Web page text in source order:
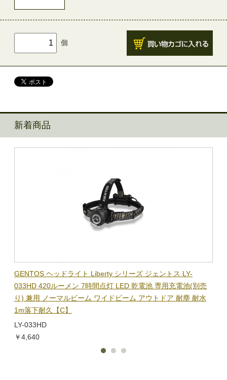
個
新着商品
GENTOS ヘッドライト Liberty シリーズ ジェントス LY-
033HD 420ルーメン 7時間点灯 LED 乾電池 専用充電池(別売
り) 兼用 ノーマルビーム ワイドビーム アウトドア 耐塵 耐水
1m落下耐久【C】
LY-033HD
￥4,640